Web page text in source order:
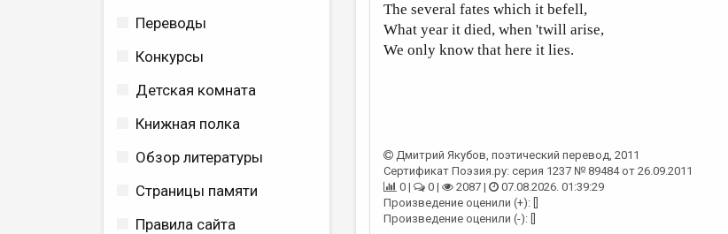
Переводы
Конкурсы
Детская комната
Книжная полка
Обзор литературы
Страницы памяти
Правила сайта
The several fates which it befell,
What year it died, when 'twill arise,
We only know that here it lies.
Дмитрий Якубов, поэтический перевод, 2011
Сертификат Поэзия.ру: серия 1237 № 89484 от 26.09.2011
0 |
0 | 2087 |
07.08.2026. 01:39:29
Произведение оценили (+): []
Произведение оценили (-): []